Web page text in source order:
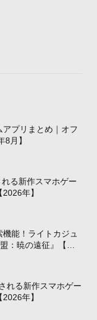
プリまとめ｜オフ
月】
れる新作スマホゲー
年】
能！ライトカジュ
：暁の遠征』【最
れる新作スマホゲー
年】